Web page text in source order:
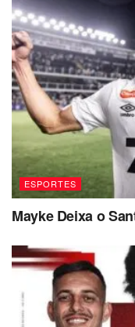
ESPORTES
Mayke Deixa o